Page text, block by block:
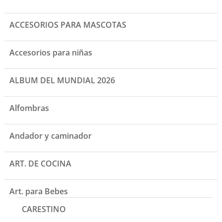
ACCESORIOS PARA MASCOTAS
Accesorios para niñas
ALBUM DEL MUNDIAL 2026
Alfombras
Andador y caminador
ART. DE COCINA
Art. para Bebes
CARESTINO